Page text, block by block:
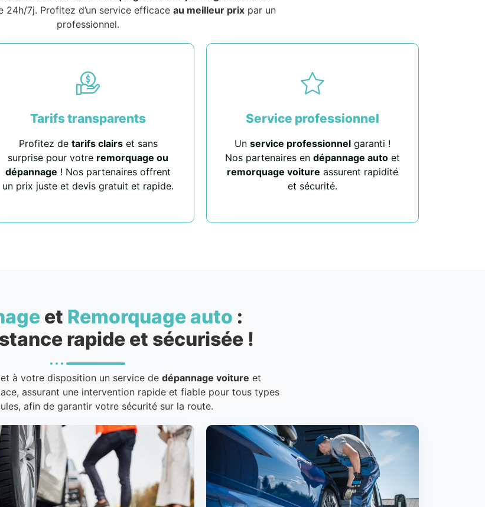
24h/7j. Profitez d’un service efficace au meilleur prix par un
professionnel.
Tarifs transparents
Profitez de tarifs clairset sans
surprise pour votre remorquage ou
dépannage ! Nos partenaires offrent
un prix juste et devis gratuit et rapide.
Service professionnel
Un service professionnel garanti !
Nos partenaires en dépannage auto et
remorquage voiture assurent rapidité
et sécurité.
et Remorquage auto :
rapide et sécurisée !
à votre disposition un service de dépannage voiture et
assurant une intervention rapide et fiable pour tous types
afin de garantir votre sécurité sur la route.